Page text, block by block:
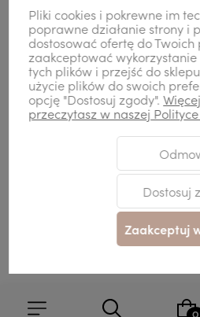
Kontakt
Moje konto
Pliki cookies i pokrewne im
poprawne działanie strony i
dostosować ofertę do
zaakceptować
tych plików i przejść do
użycie plików do swoich
opcję "Dostosuj zgody".
przeczytasz w naszej
Dostosuj
Zaakceptuj